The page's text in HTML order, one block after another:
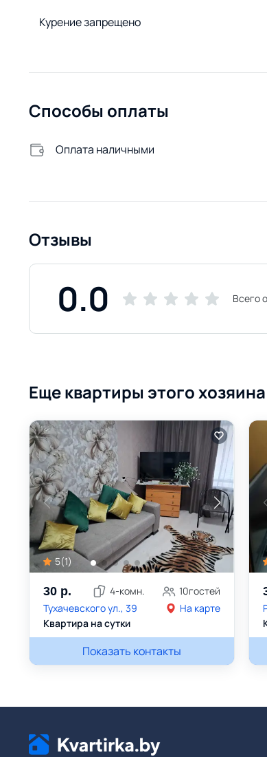
Курение запрещено
Способы оплаты
Оплата наличными
Отзывы
0.0 Всего
Еще квартиры этого хозяина
5(1)
30 р. 4-комн. 10гостей
Тухачевского ул., 39
На карте
Квартира на сутки
+375296819184
Показать контакты